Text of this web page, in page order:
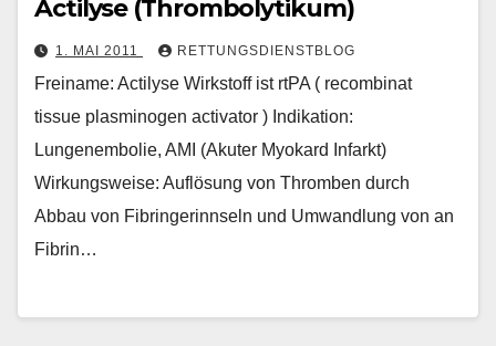
Actilyse (Thrombolytikum)
1. MAI 2011 RETTUNGSDIENSTBLOG
Freiname: Actilyse Wirkstoff ist rtPA ( recombinat
tissue plasminogen activator ) Indikation:
Lungenembolie, AMI (Akuter Myokard Infarkt)
Wirkungsweise: Auflösung von Thromben durch
Abbau von Fibringerinnseln und Umwandlung von an
Fibrin…